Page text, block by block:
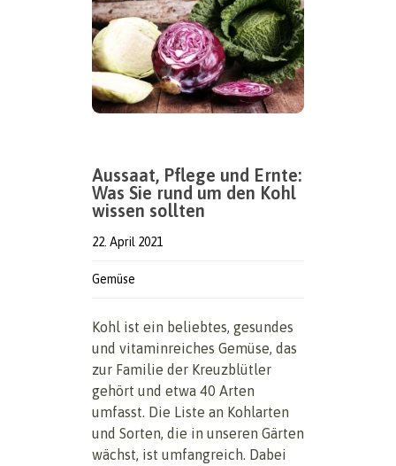
Aussaat, Pflege und Ernte:
Was Sie rund um den Kohl
wissen sollten
22. April 2021
Gemüse
Kohl ist ein beliebtes, gesundes
und vitaminreiches Gemüse, das
zur Familie der Kreuzblütler
gehört und etwa 40 Arten
umfasst. Die Liste an Kohlarten
und Sorten, die in unseren Gärten
wächst, ist umfangreich. Dabei